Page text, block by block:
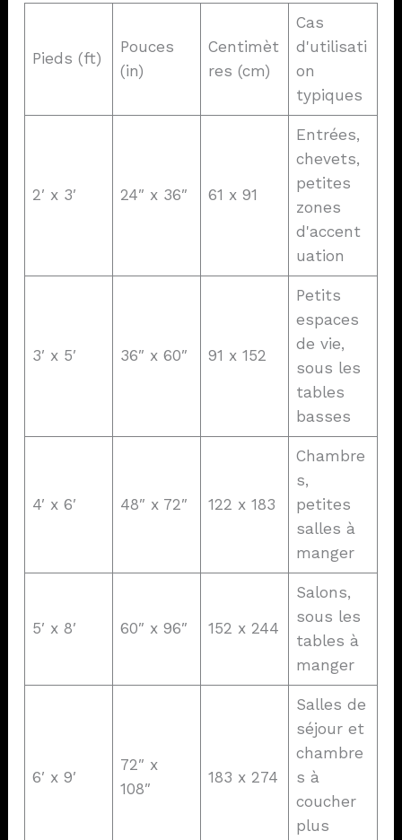
Pieds (ft)
Pouces
(in)
Centimèt
res (cm)
Cas
d'utilisati
on
typiques
2′ x 3′ 24″ x 36″ 61 x 91
Entrées,
chevets,
petites
zones
d'accent
uation
3′ x 5′ 36″ x 60″ 91 x 152
Petits
espaces
de vie,
sous les
tables
basses
4′ x 6′ 48″ x 72″ 122 x 183
Chambre
s,
petites
salles à
manger
5′ x 8′ 60″ x 96″ 152 x 244
Salons,
sous les
tables à
manger
6′ x 9′
72″ x
108″
183 x 274
Salles de
séjour et
chambre
s à
coucher
plus